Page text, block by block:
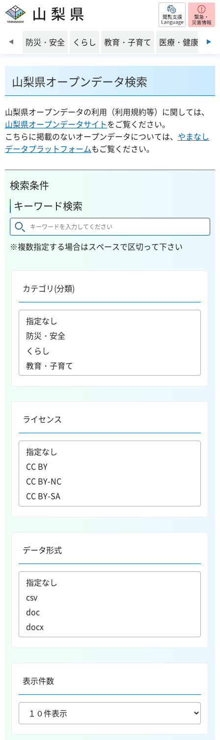
山梨県 閲覧支援
前のスライドを表示
防災・安全 くらし 教育・子育て 医療・健康・福
山梨県オープンデータ検索
山梨県オープンデータの利用（利用規約等）に関しては、
山梨県オープンデータサイトをご覧ください。
こちらに掲載のないオープンデータについては、 やまなし
データプラットフォームもご覧ください。
検索条件
キーワード検索
※複数指定する場合はスペースで区切って下さい
カテゴリ(分類)
ライセンス
データ形式
表示件数